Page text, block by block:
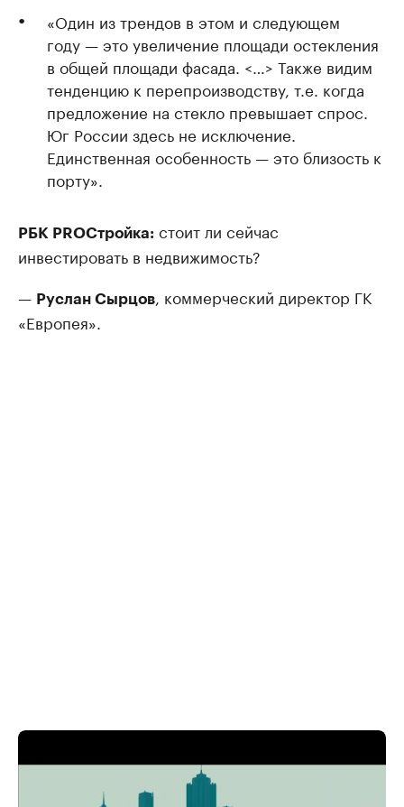
«Один из трендов в этом и следующем
году — это увеличение площади остекления
в общей площади фасада. <…> Также видим
тенденцию к перепроизводству, т.е. когда
предложение на стекло превышает спрос.
Юг России здесь не исключение.
Единственная особенность — это близость к
порту».
РБК PROСтройка: стоит ли сейчас
инвестировать в недвижимость?
— Руслан Сырцов
, коммерческий директор ГК
«Европея».